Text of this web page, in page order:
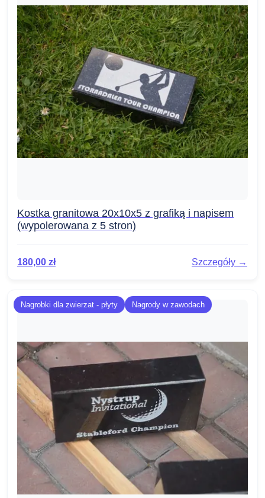
Kostka granitowa 20x10x5 z grafiką i napisem
(wypolerowana z 5 stron)
180,00 zł Szczegóły →
Nagrobki dla zwierzat - płyty Nagrody w zawodach